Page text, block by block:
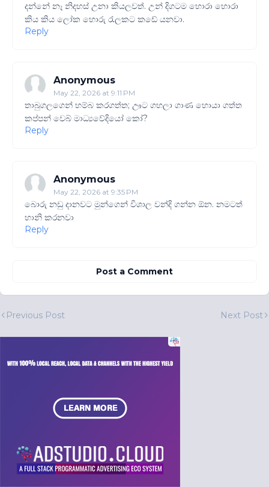
දන්නේ නෑ නිදහස් උනා කියලවත්. උන් දිගටම හොරා හොරා
කිය කිය ලෝක හොරු රැලකට කඩේ යනවා.
Reply
Anonymous
May 22, 2026 at 9:11 PM
තාබුගලගෙන් හම්බ කරගත්ත; ඌට ගහලා ගාණ හොයා ගත්ත
කප්පන් වෙබ් මාධ්‍යවේදියෝ කෝ?
Reply
Anonymous
May 22, 2026 at 9:35 PM
බොරු නඩු දානවට මුන්ගෙන් විශාල වන්දි ගන්න ඕන. නමටත්
හානි කරනවා
Reply
Post a Comment
Previous Post Next Post